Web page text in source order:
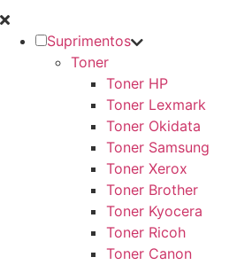
Suprimentos
Toner
Toner HP
Toner Lexmark
Toner Okidata
Toner Samsung
Toner Xerox
Toner Brother
Toner Kyocera
Toner Ricoh
Toner Canon